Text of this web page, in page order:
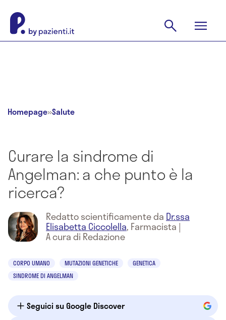
Homepage»Salute
Curare la sindrome di
Angelman: a che punto è la
ricerca?
Redatto scientificamente da Dr.ssa
Elisabetta Ciccolella, Farmacista |
A cura di Redazione
CORPO UMANO MUTAZIONI GENETICHE
GENETICA
SINDROME DI ANGELMAN
Seguici su Google Discover